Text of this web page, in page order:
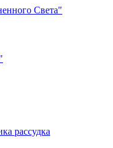
Света"
рассудка